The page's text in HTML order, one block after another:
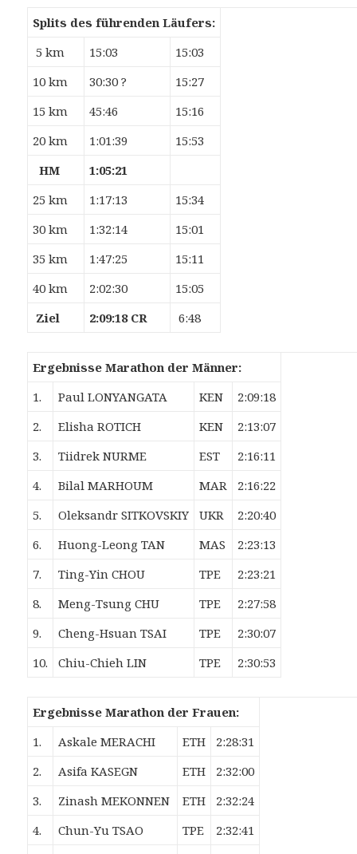
Splits des führenden Läufers:
5 km
15:03
15:03
10 km
30:30 ?
15:27
15 km
45:46
15:16
20 km
1:01:39
15:53
HM
1:05:21
25 km
1:17:13
15:34
30 km
1:32:14
15:01
35 km
1:47:25
15:11
40 km
2:02:30
15:05
Ziel
2:09:18 CR 6:48
Ergebnisse Marathon der Männer:
1.
Paul LONYANGATA KEN
2:09:18
2.
Elisha ROTICH KEN
2:13:07
3.
Tiidrek NURME EST
2:16:11
4.
Bilal MARHOUM MAR
2:16:22
5.
Oleksandr SITKOVSKIY UKR
2:20:40
6.
Huong-Leong TAN MAS
2:23:13
7.
Ting-Yin CHOU TPE
2:23:21
8.
Meng-Tsung CHU TPE
2:27:58
9.
Cheng-Hsuan TSAI TPE
2:30:07
10.
Chiu-Chieh LIN TPE 2:30:53
Ergebnisse Marathon der Frauen:
1.
Askale MERACHI ETH
2:28:31
2.
Asifa KASEGN ETH
2:32:00
3.
Zinash MEKONNEN ETH
2:32:24
4.
Chun-Yu TSAO TPE
2:32:41